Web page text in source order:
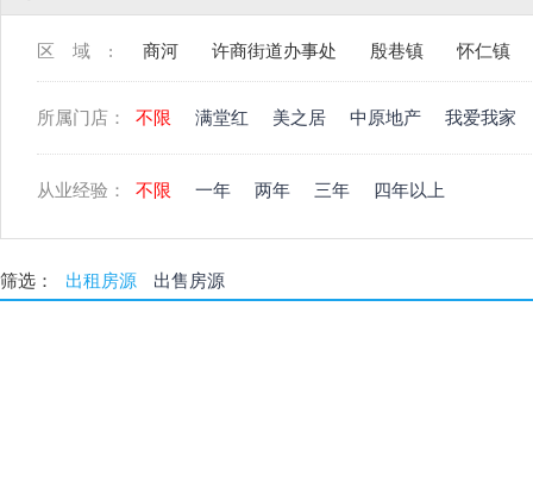
区域: 商河 许商街道办事处 殷巷镇 怀仁镇
所属门店： 不限 满堂红 美之居 中原地产 我爱我家
从业经验： 不限 一年 两年 三年 四年以上
筛选： 出租房源 出售房源